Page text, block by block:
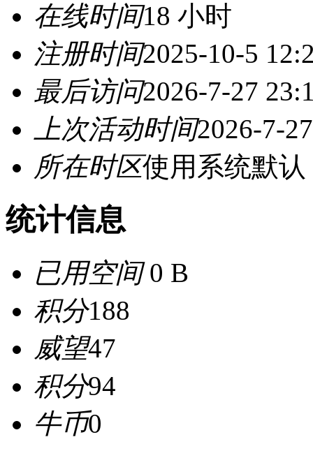
在线时间18 小时
注册时间2025-10-5
最后访问2026-7-27
上次活动时间2026-7-
所在时区使用系统默认
统计信息
已用空间0 B
积分188
威望47
积分94
牛币0